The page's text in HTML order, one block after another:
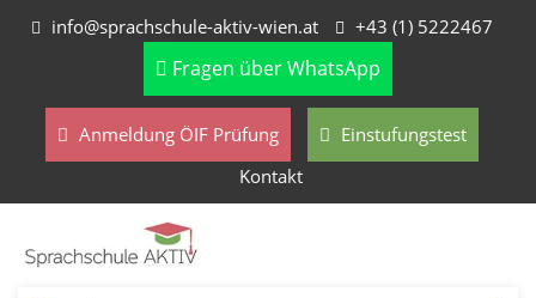
info@sprachschule-aktiv-wien.at +43 (1) 5222467
Fragen über WhatsApp
Anmeldung ÖIF Prüfung
Einstufungstest
Kontakt